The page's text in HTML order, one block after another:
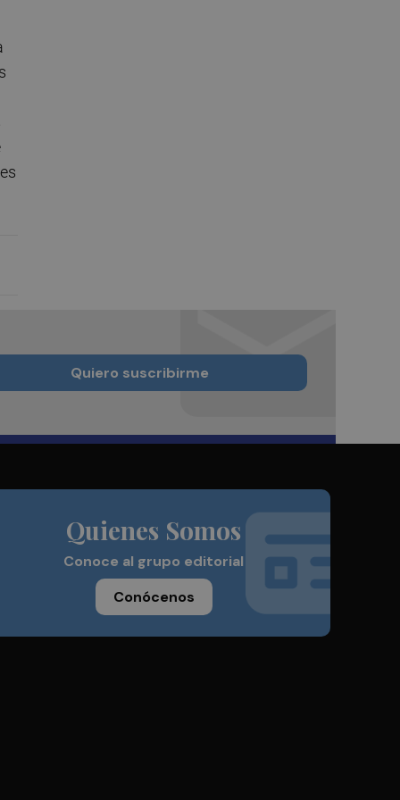
Quiero suscribirme
Quienes Somos
Conoce al grupo editorial
Conócenos